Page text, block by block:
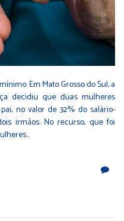
Em Mato Grosso do Sul, a
decidiu que duas mulheres
no valor de 32% do salário-
irmãos. No recurso, que foi